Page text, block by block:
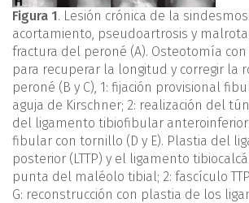
Figura 1. Lesión crónica de la
acortamiento, pseudoartrosis y
fractura del peroné (A). Osteotomía
para recuperar la longitud y corregir la
peroné (B y C), 1: fijación provisional
aguja de Kirschner; 2: realización del
del ligamento tibiofibular anteroinferior
fibular con tornillo (D y E). Plastia del
posterior (LTTP) y el ligamento
punta del maléolo tibial; 2: fascículo
G: reconstrucción con plastia de los